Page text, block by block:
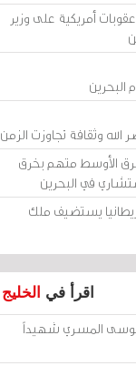
أمريكية على وزير
البحرين
وثقافة تجاوزت الزمن
الأوسط متهم بخرق
في البحرين
يستضيف ملك
اقرأ في الخليج
موسى المسري شهيداً